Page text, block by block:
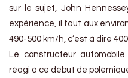
sur le sujet, John
expérience, il faut aux
490-500 km/h, c’est à dire
Le constructeur
réagi à ce début de